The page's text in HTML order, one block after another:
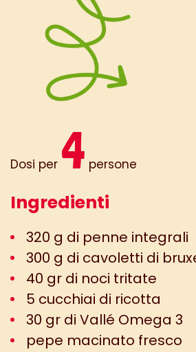
Dosi per 4 persone
Ingredienti
320 g di penne integrali
300 g di cavoletti di
40 gr di noci tritate
5 cucchiai di ricotta
30 gr di Vallé Omega 3
pepe macinato fresco